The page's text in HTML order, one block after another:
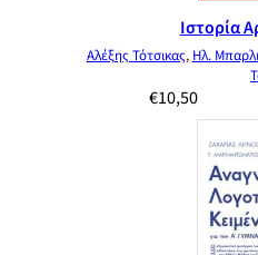
Ιστορία
Αλέξης Τότσικας, Ηλ.
€10,50